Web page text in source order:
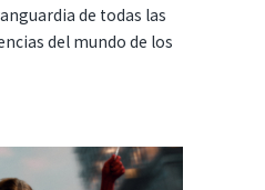
de todas las
del mundo de los